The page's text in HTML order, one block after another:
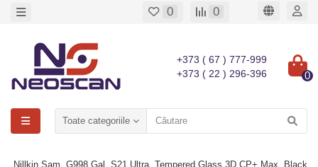
0 0
+373 ( 67 ) 777-999
+373 ( 22 ) 296-396
0
Toate categoriile
Nillkin Sam. G998 Gal. S21 Ultra, Tempered Glass 3D CP+ Max, Black